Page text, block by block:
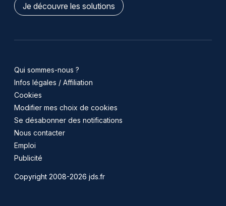
Je découvre les solutions
Qui sommes-nous ?
Infos légales / Affiliation
Cookies
Modifier mes choix de cookies
Se désabonner des notifications
Nous contacter
Emploi
Publicité
Copyright 2008-2026 jds.fr